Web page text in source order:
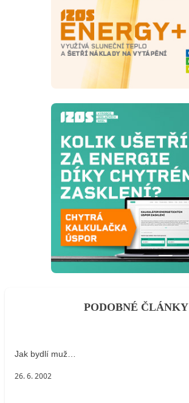
PODOBNÉ ČLÁNKY
Jak bydlí muž…
26. 6. 2002